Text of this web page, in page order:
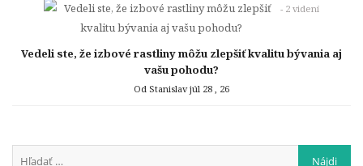
- 2 videní
Vedeli ste, že izbové rastliny môžu zlepšiť kvalitu bývania aj
vašu pohodu?
Od Stanislavjúl 28 , 26